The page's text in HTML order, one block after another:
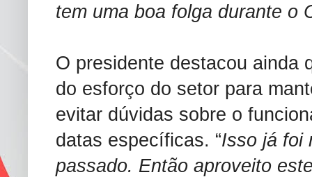
tem uma boa folga durante o
O presidente destacou ainda
do esforço do setor para
evitar dúvidas sobre o
datas específicas. “Isso já foi
passado. Então aproveito